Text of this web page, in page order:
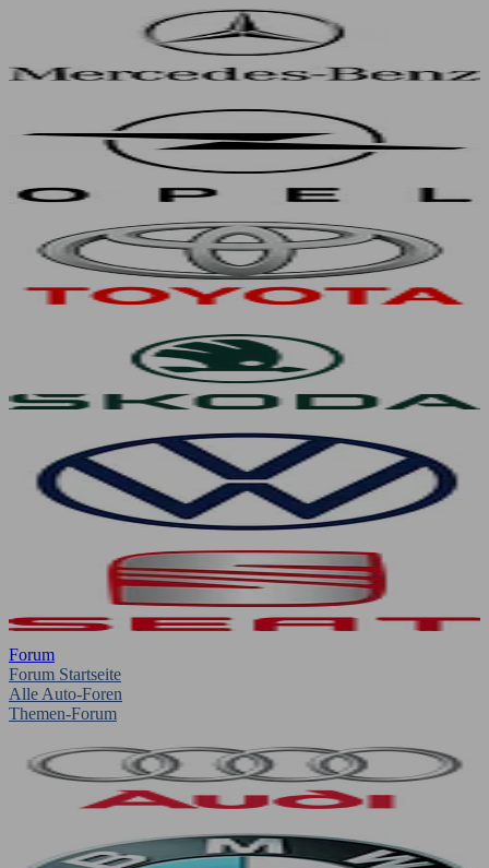
Forum
Forum Startseite
Alle Auto-Foren
Themen-Forum